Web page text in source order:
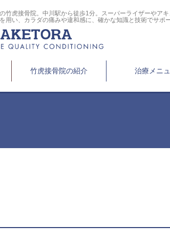
竹虎接骨院。中川駅から徒歩1分。スーパーライザーやア
用い、カラダの痛みや違和感に、確かな知識と技術でサポ
竹虎接骨院の紹介 治療メニ